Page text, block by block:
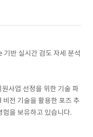
반 실시간 검도 자세 분석
사업 선정을 위한 기술 파
전 기술을 활용한 포즈 추
험을 보유하고 있습니다.